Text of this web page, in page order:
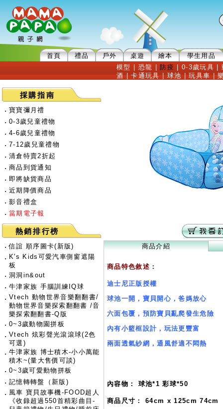
首頁 禮品 戶外 桌遊 繪本
學生用品
模型
恐龍 防疫 |0-3歲玩具 |
酒|卡通玩具|球池|玩具車|
採購指南
‧ 寶寶彌月禮
‧ 0-3歲兒童禮物
‧ 4-6歲兒童禮物
‧ 7-12歲兒童禮物
‧ 清倉特賣2折起
‧ 商品到貨通知
‧ 即將缺貨商品
‧ 近期降價商品
‧ 影音禮盒
‧ 當期電子報
熱銷排行榜
‧ 信誼 順序圖卡(新版)
‧ K's Kids可愛汽車側窗遮陽
板
‧ 洞洞in&out
‧ 牛津家族 手腦訓練IQ球
‧ Vtech 動物世界音樂翻翻書/
動物世界音樂探索翻翻書 /音
樂探索翻翻書-Q版
‧ 0~3歲動物園拼板
‧ Vtech 炫彩聲光滾滾球(2色
可選)
‧ 牛津家族 博士積木-小小萬能
積木~(量大售價可談)
‧ 0~3歲可愛動物拼板
‧ 記憶轉轉盤（新版)
‧ 風車 寶貝故事機-FOOD超人
《收錄超過550首精彩曲目-
商品介紹
商品特色敘述：
迪士尼正版授權
球池一開，寶貝開心，爸媽放心
六面包覆，預防寶貝亂爬發生危險
內有小籃框設計，玩法更豐富
兩面透氣紗網，通風舒適不悶熱
內容物： 球池*1 彩球*50
商品尺寸： 64cm x 125cm 74cm